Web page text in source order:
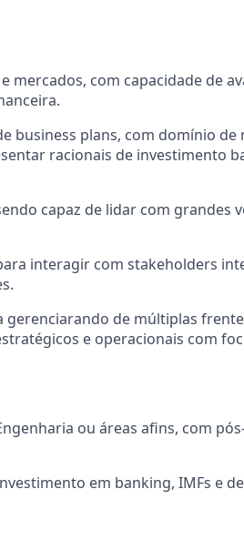
mercados, com capacidade de
business plans, com domínio de
racionais de investimento
capaz de lidar com grandes
interagir com stakeholders
gerenciarando de múltiplas
e operacionais com
ou áreas afins, com
em banking, IMFs e